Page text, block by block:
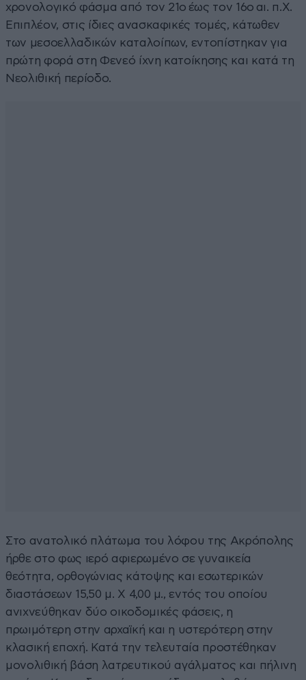
χρονολογικό φάσμα από τον 21ο έως τον 16ο αι. π.Χ.
Επιπλέον, στις ίδιες ανασκαφικές τομές, κάτωθεν
των μεσοελλαδικών καταλοίπων, εντοπίστηκαν για
πρώτη φορά στη Φενεό ίχνη κατοίκησης και κατά τη
Νεολιθική περίοδο.
Στο ανατολικό πλάτωμα του λόφου της Ακρόπολης
ήρθε στο φως ιερό αφιερωμένο σε γυναικεία
θεότητα, ορθογώνιας κάτοψης και εσωτερικών
διαστάσεων 15,50 μ. Χ 4,00 μ., εντός του οποίου
ανιχνεύθηκαν δύο οικοδομικές φάσεις, η
πρωιμότερη στην αρχαϊκή και η υστερότερη στην
κλασική εποχή. Κατά την τελευταία προστέθηκαν
μονολιθική βάση λατρευτικού αγάλματος και πήλινη